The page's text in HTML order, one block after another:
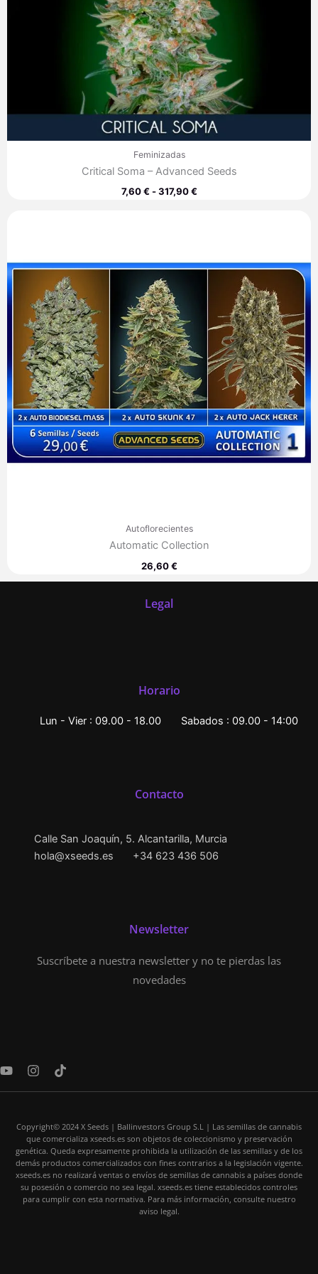
Feminizadas
Critical Soma – Advanced Seeds
7,60€ - 317,90€
Autoflorecientes
Automatic Collection
26,60€
Legal
Horario
Lun - Vier : 09.00 - 18.00 Sabados : 09.00 - 14:00
Contacto
Calle San Joaquín, 5. Alcantarilla, Murcia
hola@xseeds.es
+34 623 436 506
Newsletter
Suscríbete a nuestra newsletter y no te pierdas las
novedades
Y
u
I
s
g
r
a
m
T
k
o
k
Copyright© 2024 X Seeds | Ballinvestors Group S.L | Las semillas de cannabis
que comercializa xseeds.es son objetos de coleccionismo y preservación
genética. Queda expresamente prohibida la utilización de las semillas y de los
demás productos comercializados con fines contrarios a la legislación vigente.
xseeds.es no realizará ventas o envíos de semillas de cannabis a países donde
su posesión o comercio no sea legal. xseeds.es tiene establecidos controles
para cumplir con esta normativa. Para más información, consulte nuestro
aviso legal.